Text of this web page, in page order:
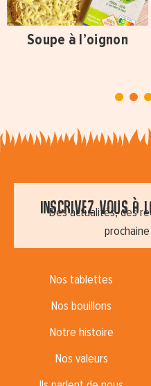
Soupe à l’oignon
3 4 5
Inscrivez vous à
Des actualités, des
Nos tablettes
Nos bouillons
Notre histoire
Nos valeurs